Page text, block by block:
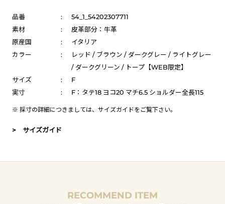
品番 :
54_1_54202307711
素材
:
皮革部分：牛革
原産国
:
イタリア
カラー
:
レッド / ブラウン / ダークグレー / ライトグレー
/ ダークグリーン / トープ【WEB限定】
サイズ
:
F
実寸
: F：タテ18 ヨコ20 マチ6.5 ショルダー全長115
※ 採寸の詳細につきましては、 サイズガイドをご覧下さい。
> サイズガイド
RECOMMEND ITEM